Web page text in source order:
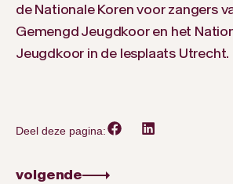
de Nationale Koren voor zangers
Gemengd Jeugdkoor en het
Jeugdkoor in de lesplaats Utrecht.
Deel deze pagina:
volgende